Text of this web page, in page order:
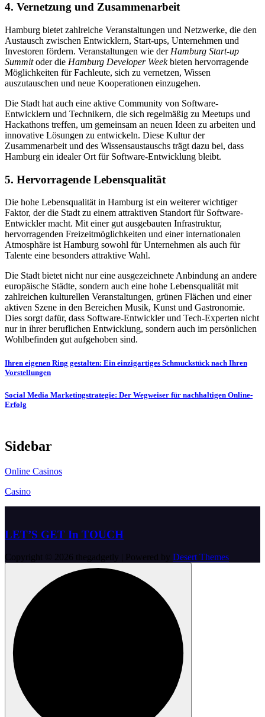
4. Vernetzung und Zusammenarbeit
Hamburg bietet zahlreiche Veranstaltungen und Netzwerke, die den
Austausch zwischen Entwicklern, Start-ups, Unternehmen und
Investoren fördern. Veranstaltungen wie der Hamburg Start-up
Summitoder die Hamburg Developer Weekbieten hervorragende
Möglichkeiten für Fachleute, sich zu vernetzen, Wissen
auszutauschen und neue Kooperationen einzugehen.
Die Stadt hat auch eine aktive Community von Software-
Entwicklern und Technikern, die sich regelmäßig zu Meetups und
Hackathons treffen, um gemeinsam an neuen Ideen zu arbeiten und
innovative Lösungen zu entwickeln. Diese Kultur der
Zusammenarbeit und des Wissensaustauschs trägt dazu bei, dass
Hamburg ein idealer Ort für Software-Entwicklung bleibt.
5. Hervorragende Lebensqualität
Die hohe Lebensqualität in Hamburg ist ein weiterer wichtiger
Faktor, der die Stadt zu einem attraktiven Standort für Software-
Entwickler macht. Mit einer gut ausgebauten Infrastruktur,
hervorragenden Freizeitmöglichkeiten und einer internationalen
Atmosphäre ist Hamburg sowohl für Unternehmen als auch für
Talente eine besonders attraktive Wahl.
Die Stadt bietet nicht nur eine ausgezeichnete Anbindung an andere
europäische Städte, sondern auch eine hohe Lebensqualität mit
zahlreichen kulturellen Veranstaltungen, grünen Flächen und einer
aktiven Szene in den Bereichen Musik, Kunst und Gastronomie.
Dies sorgt dafür, dass Software-Entwickler und Tech-Experten nicht
nur in ihrer beruflichen Entwicklung, sondern auch im persönlichen
Wohlbefinden gut aufgehoben sind.
Post
navigation
Ihren eigenen Ring gestalten: Ein einzigartiges Schmuckstück nach Ihren
Vorstellungen
Social Media Marketingstrategie: Der Wegweiser für nachhaltigen Online-
Erfolg
Sidebar
Online Casinos
Casino
LET’S GET In TOUCH
Copyright © 2026 thegadgetly | Powered by Desert Themes